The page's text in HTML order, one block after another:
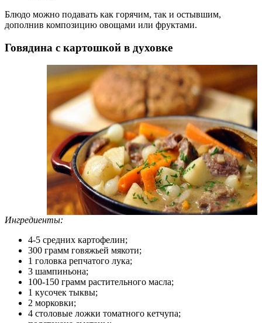
Блюдо можно подавать как горячим, так и остывшим,
дополнив композицию овощами или фруктами.
Говядина с картошкой в духовке
Ингредиенты:
4-5 средних картофелин;
300 грамм говяжьей мякоти;
1 головка репчатого лука;
3 шампиньона;
100-150 грамм растительного масла;
1 кусочек тыквы;
2 морковки;
4 столовые ложки томатного кетчупа;